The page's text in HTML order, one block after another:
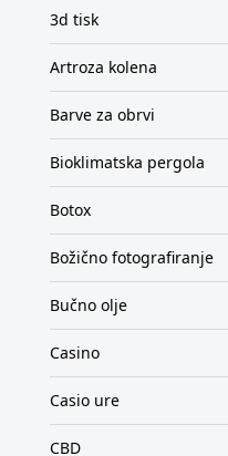
3d tisk
Artroza kolena
Barve za obrvi
Bioklimatska pergola
Botox
Božično fotografiranje
Bučno olje
Casino
Casio ure
CBD